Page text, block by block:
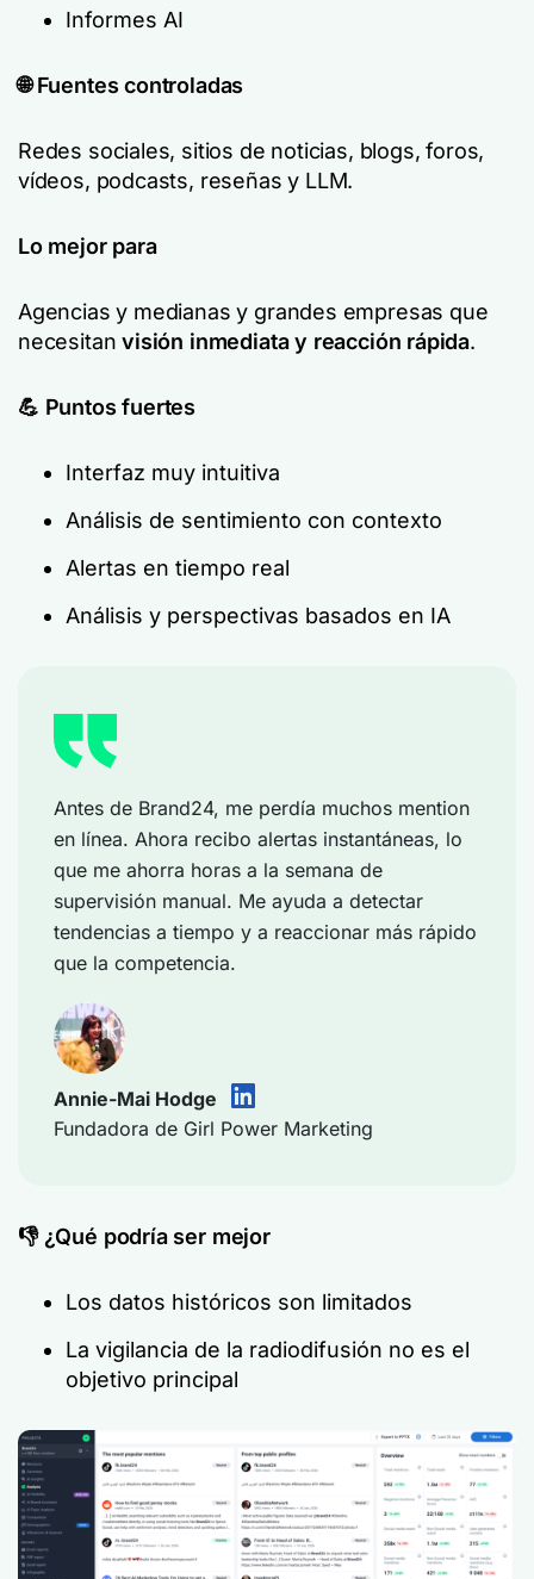
Informes AI
🌐 Fuentes controladas
Redes sociales, sitios de noticias, blogs, foros,
vídeos, podcasts, reseñas y LLM.
Lo mejor para
Agencias y medianas y grandes empresas que
necesitanvisión inmediata y reacción rápida.
💪 Puntos fuertes
Interfaz muy intuitiva
Análisis de sentimiento con contexto
Alertas en tiempo real
Análisis y perspectivas basados en IA
Antes de Brand24, me perdía muchos mention
en línea. Ahora recibo alertas instantáneas, lo
que me ahorra horas a la semana de
supervisión manual. Me ayuda a detectar
tendencias a tiempo y a reaccionar más rápido
que la competencia.
Annie-Mai Hodge
Fundadora de Girl Power Marketing
👎 ¿Qué podría ser mejor
Los datos históricos son limitados
La vigilancia de la radiodifusión no es el
objetivo principal